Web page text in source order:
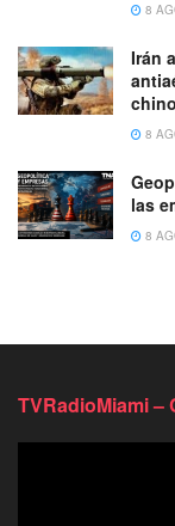
8
Irán
8
las
8
TVRadioMiami –